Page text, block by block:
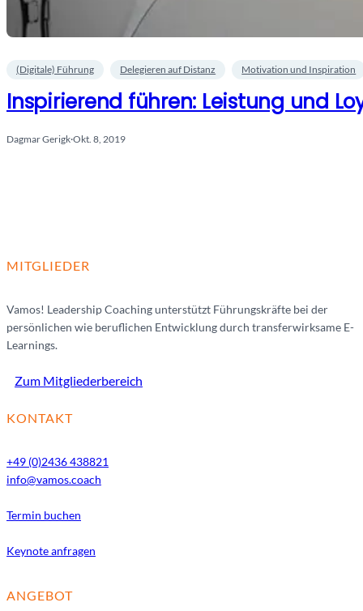
(Digitale) Führung Delegieren auf Distanz Motivation und Inspiration
Inspirierend führen: Leistung und
Dagmar Gerigk·Okt. 8, 2019
MITGLIEDER
Vamos! Leadership Coaching unterstützt Führungskräfte bei der
persönlichen wie beruflichen Entwicklung durch transferwirksame E-
Learnings.
Zum Mitgliederbereich
KONTAKT
+49 (0)2436 438821
info@vamos.coach
Termin buchen
Keynote anfragen
ANGEBOT